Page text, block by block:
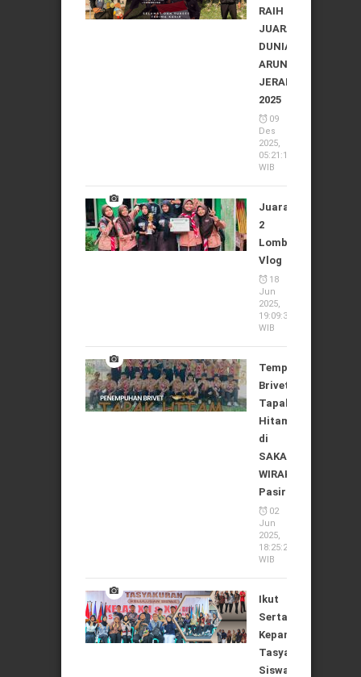
RAIH
JUARA
DUNIA
ARUNG
JERAM
2025
09
Des
2025,
05:21:10
WIB
Juara
2
Lomba
Vlog
18
Jun
2025,
19:09:37
WIB
Tempuh
Brivet
Tapak
Hitam
di
SAKA
WIRAKARTIKA
Pasirian
02
Jun
2025,
18:25:24
WIB
Ikut
Serta
Kepanitiaan
Tasyakuran
Siswa